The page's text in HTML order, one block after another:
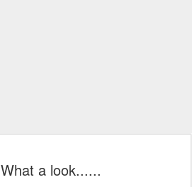
What a look......